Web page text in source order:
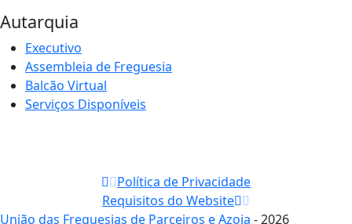
Autarquia
Executivo
Assembleia de Freguesia
Balcão Virtual
Serviços Disponíveis
Política de Privacidade
Requisitos do Website
União das Freguesias de Parceiros e Azoia - 2026